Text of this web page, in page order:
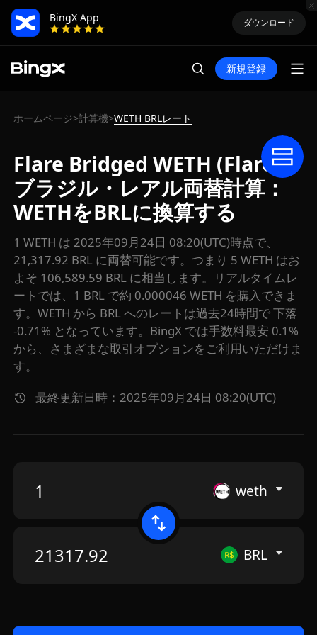
BingX App
ダウンロード
新規登録
ホームページ>計算機>WETH BRLレート
Flare Bridged WETH (Flare)
ブラジル・レアル両替計算：
WETHをBRLに換算する
1 WETH は 2025年09月24日 08:20(UTC)時点で、
21,317.92 BRL に両替可能です。つまり 5 WETH はお
よそ 106,589.59 BRL に相当します。リアルタイムレ
ートでは、1 BRL で約 0.000046 WETH を購入できま
す。WETH から BRL へのレートは過去24時間で 下落
-0.71% となっています。BingX では手数料最安 0.1%
から、さまざまな取引オプションをご利用いただけま
す。
最終更新日時：2025年09月24日 08:20(UTC)
weth
BRL